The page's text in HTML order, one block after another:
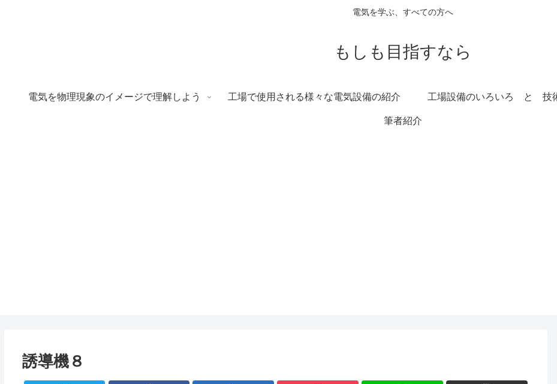
電気を学ぶ、すべての方へ
もしも目指すなら
電気を物理現象のイメージで理解しよう 工場で使用される様々な電気設備の紹介 工場設備のいろいろ と 技
筆者紹介
誘導機８